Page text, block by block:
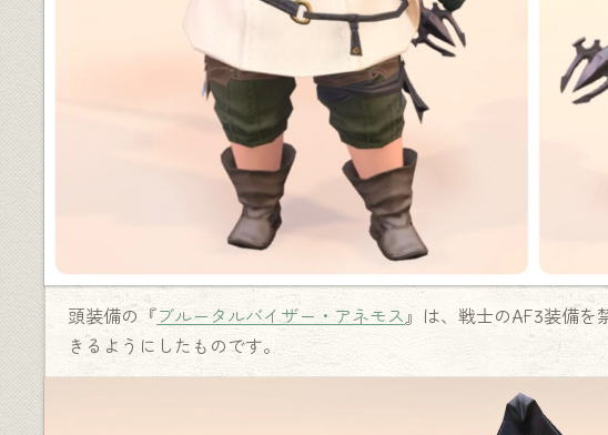
頭装備の『ブルータルバイザー・アネモス 』は、戦士のAF3装備を
きるようにしたものです。